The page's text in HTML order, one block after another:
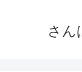
さん